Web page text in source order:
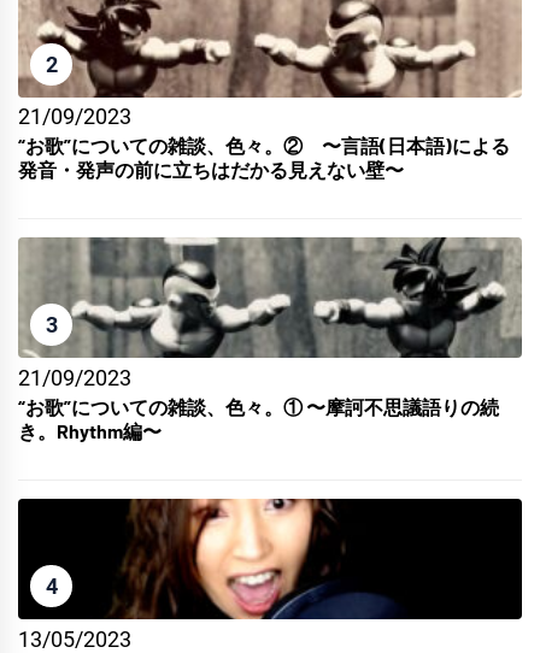
2
21/09/2023
“お歌”についての雑談、色々。② 〜言語(日本語)による
発音・発声の前に立ちはだかる見えない壁〜
3
21/09/2023
“お歌”についての雑談、色々。① 〜摩訶不思議語りの続
き。Rhythm編〜
4
13/05/2023